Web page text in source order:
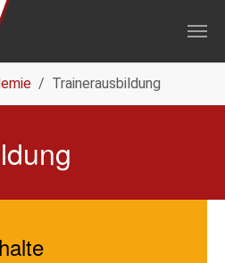
Trainerausbildung